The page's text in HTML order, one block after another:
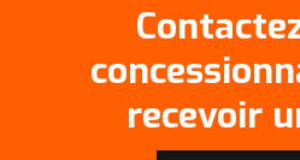
recevoir